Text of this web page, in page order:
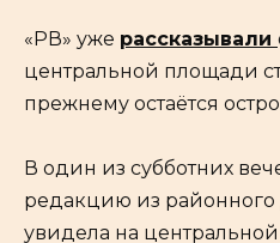
«РВ» уже рассказывали
центральной площади
прежнему остаётся
В один из субботних
редакцию из районного
увидела на